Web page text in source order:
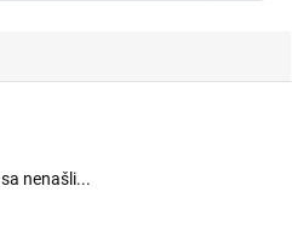
sa nenašli...